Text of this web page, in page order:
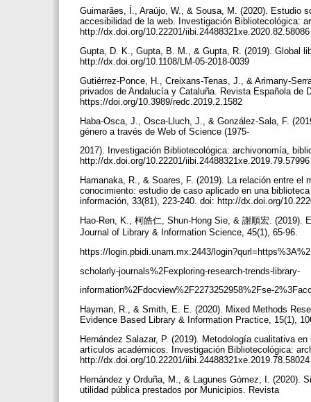
Guimarães, Í., Araújo, W., & Sousa, M. (2020). Estudio
accesibilidad de la web. Investigación Bibliotecológica:
http://dx.doi.org/10.22201/
Gupta, D. K., Gupta, B. M., & Gupta, R. (2019). Global
http://dx.doi.org/10.1108/LM-05-2018-0039
Gutiérrez-Ponce, H., Creixans-Tenas, J., & Arimany-
privados de Andalucía y Cataluña. Revista Española de
https://doi.org/10.3989/redc.2019.2.1582
Haba-Osca, J., Osca-Lluch, J., & González-Sala, F.
género a través de Web of Science (1975-
2017). Investigación Bibliotecológica: archivonomía,
http://dx.doi.org/10.22201/
Hamanaka, R., & Soares, F. (2019). La relación entre
conocimiento: estudio de caso aplicado en una
información, 33(81), 223-240. doi: http://dx.doi.org/
Hao-Ren, K., 柯皓仁, Shun-Hong Sie, & 謝順宏. (2019).
Journal of Library & Information Science, 45(1), 65-96.
https://login.pbidi.unam.mx:2443/
scholarly-journals%2Fexploring-research-trends-library-
information%2Fdocview%2F2273252958%2Fse-
Hayman, R., & Smith, E. E. (2020). Mixed Methods
Evidence Based Library & Information Practice, 15(1),
Hernández Salazar, P. (2019). Metodología cualitativa
artículos académicos. Investigación Bibliotecológica:
http://dx.doi.org/10.22201/
Hernández y Orduña, M., & Lagunes Gómez, I. (2020).
utilidad pública prestados por Municipios. Revista